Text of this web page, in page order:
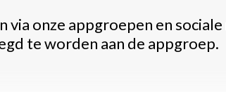
onze appgroepen en
te worden aan de appgroep.